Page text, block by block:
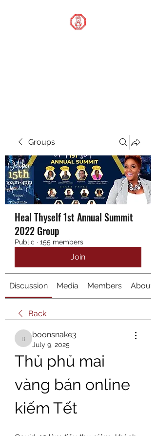
Groups
Heal Thyself 1st Annual Summit
2022 Group
Public · 155 members
Join
Discussion Media Members About
Back
boonsnake3
boonsnake3
July 9, 2025
Thủ phủ mai
vàng bán online
kiếm Tết